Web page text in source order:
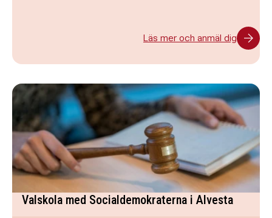
Läs mer och anmäl dig
Valskola med Socialdemokraterna i Alvesta